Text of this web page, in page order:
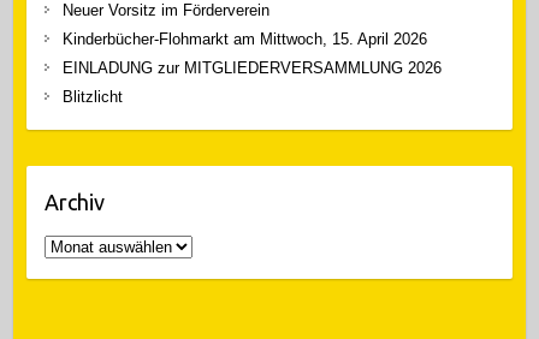
Neuer Vorsitz im Förderverein
Kinderbücher-Flohmarkt am Mittwoch, 15. April 2026
EINLADUNG zur MITGLIEDERVERSAMMLUNG 2026
Blitzlicht
Archiv
Archiv